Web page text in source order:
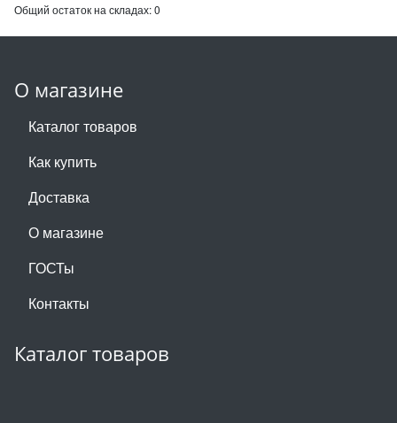
Общий остаток на складах:0
О магазине
Каталог товаров
Как купить
Доставка
О магазине
ГОСТы
Контакты
Каталог товаров